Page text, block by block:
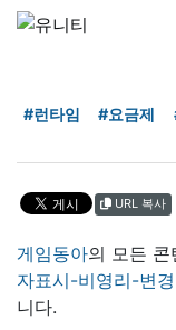
#런타임 #요금제
URL 복사
게임동아의 모든 콘
자표시-비영리-변
니다.